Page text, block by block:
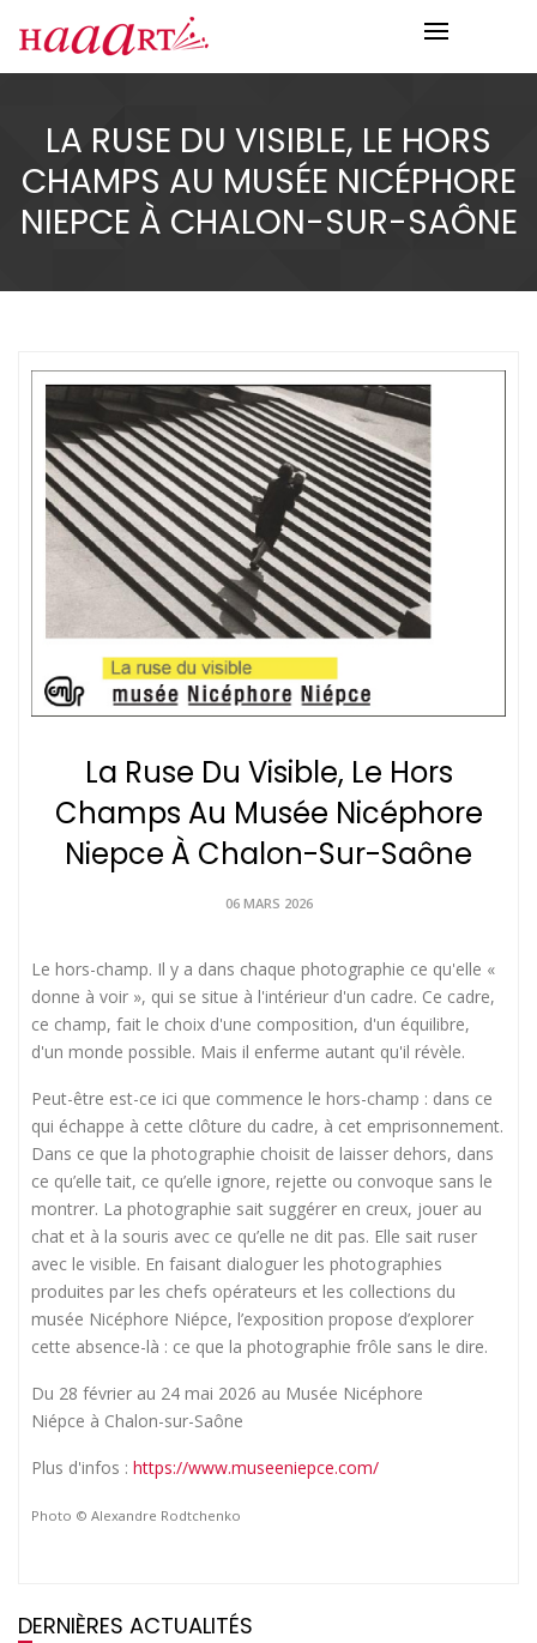
LA RUSE DU VISIBLE, LE HORS
CHAMPS AU MUSÉE NICÉPHORE
NIEPCE À CHALON-SUR-SAÔNE
La Ruse Du Visible, Le Hors
Champs Au Musée Nicéphore
Niepce À Chalon-Sur-Saône
06 MARS 2026
Le hors-champ. Il y a dans chaque photographie ce qu'elle «
donne à voir », qui se situe à l'intérieur d'un cadre. Ce cadre,
ce champ, fait le choix d'une composition, d'un équilibre,
d'un monde possible. Mais il enferme autant qu'il révèle.
Peut-être est-ce ici que commence le hors-champ : dans ce
qui échappe à cette clôture du cadre, à cet emprisonnement.
Dans ce que la photographie choisit de laisser dehors, dans
ce qu’elle tait, ce qu’elle ignore, rejette ou convoque sans le
montrer. La photographie sait suggérer en creux, jouer au
chat et à la souris avec ce qu’elle ne dit pas. Elle sait ruser
avec le visible. En faisant dialoguer les photographies
produites par les chefs opérateurs et les collections du
musée Nicéphore Niépce, l’exposition propose d’explorer
cette absence-là : ce que la photographie frôle sans le dire.
Du 28 février au 24 mai 2026 au Musée Nicéphore
Niépce à Chalon-sur-Saône
Plus d'infos : https://www.museeniepce.com/
Photo © Alexandre Rodtchenko
DERNIÈRES ACTUALITÉS